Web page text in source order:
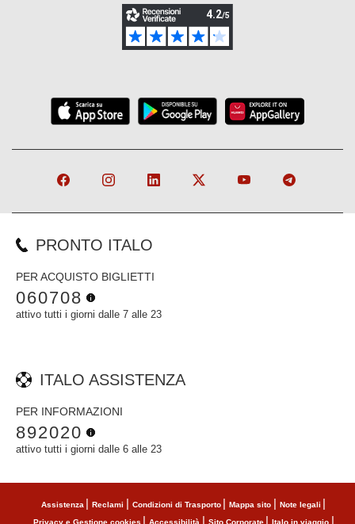
PRONTO ITALO
PER ACQUISTO BIGLIETTI
060708
attivo tutti i giorni dalle 7 alle 23
ITALO ASSISTENZA
PER INFORMAZIONI
892020
attivo tutti i giorni dalle 6 alle 23
Assistenza Reclami Condizioni di Trasporto Mappa sito
Note legali
Privacy e Gestione cookies
Accessibilità Sito Corporate Italo in viaggio